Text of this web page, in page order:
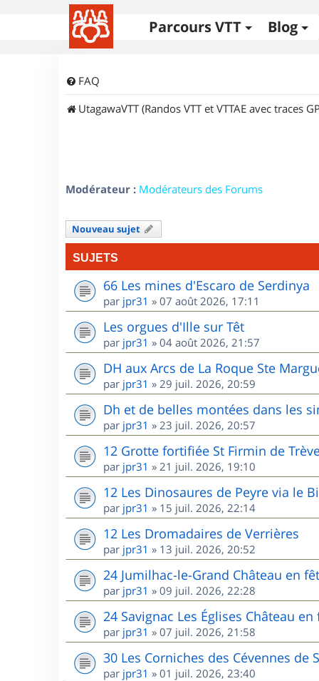
Parcours VTT Blog
FAQ
UtagawaVTT (Randos VTT et VTTAE avec traces
Modérateur : Modérateurs des Forums
Nouveau sujet
SUJETS
66 Les mines d'Escaro de Serdinya
par jpr31 » 07 août 2026, 17:11
Les orgues d'Ille sur Têt
par jpr31 » 04 août 2026, 21:57
DH aux Arcs de La Roque Ste
par jpr31 » 29 juil. 2026, 20:59
Dh et de belles montées dans les
par jpr31 » 23 juil. 2026, 20:57
12 Grotte fortifiée St Firmin de
par jpr31 » 21 juil. 2026, 19:10
12 Les Dinosaures de Peyre via le
par jpr31 » 15 juil. 2026, 22:14
12 Les Dromadaires de Verrières
par jpr31 » 13 juil. 2026, 20:52
24 Jumilhac-le-Grand Château en
par jpr31 » 09 juil. 2026, 22:28
24 Savignac Les Églises Château en
par jpr31 » 07 juil. 2026, 21:58
30 Les Corniches des Cévennes de
par jpr31 » 01 juil. 2026, 23:40